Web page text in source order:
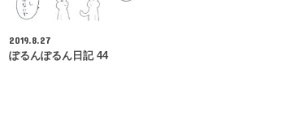
2019.8.27
ぽるんぽるん日記 44